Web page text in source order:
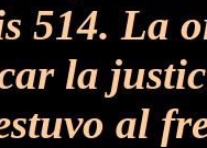
514. La
la
al